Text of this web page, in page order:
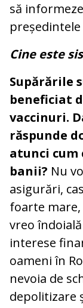
să
Cine este
Supărările
beneficiat
vaccinuri.
răspunde
atunci cum
banii? Nu
asigurări,
foarte mare,
vreo
interese
oameni în
nevoia de
depolitizare